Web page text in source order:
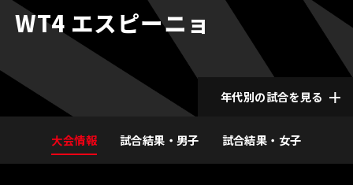
WT4 エスピーニョ
年代別の試合を見る
大会情報 試合結果・男子 試合結果・女子